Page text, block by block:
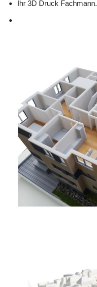
Ihr 3D Druck Fachmann.